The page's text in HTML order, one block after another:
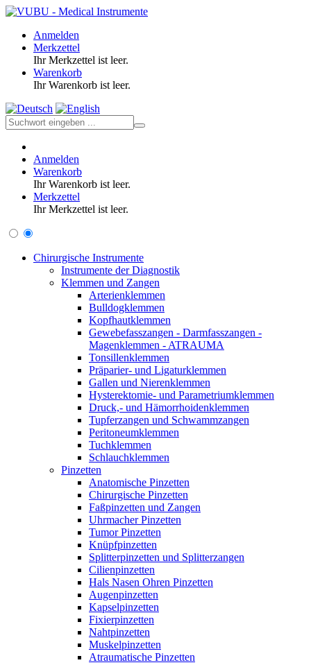
Anmelden
Merkzettel
Ihr Merkzettel ist leer.
Warenkorb
Ihr Warenkorb ist leer.
Anmelden
Warenkorb
Ihr Warenkorb ist leer.
Merkzettel
Ihr Merkzettel ist leer.
Chirurgische Instrumente
Instrumente der Diagnostik
Klemmen und Zangen
Arterienklemmen
Bulldogklemmen
Kopfhautklemmen
Gewebefasszangen - Darmfasszangen -
Magenklemmen - ATRAUMA
Tonsillenklemmen
Präparier- und Ligaturklemmen
Gallen und Nierenklemmen
Hysterektomie- und Parametriumklemmen
Druck,- und Hämorrhoidenklemmen
Tupferzangen und Schwammzangen
Peritoneumklemmen
Tuchklemmen
Schlauchklemmen
Pinzetten
Anatomische Pinzetten
Chirurgische Pinzetten
Faßpinzetten und Zangen
Uhrmacher Pinzetten
Tumor Pinzetten
Knüpfpinzetten
Splitterpinzetten und Splitterzangen
Cilienpinzetten
Hals Nasen Ohren Pinzetten
Augenpinzetten
Kapselpinzetten
Fixierpinzetten
Nahtpinzetten
Muskelpinzetten
Atraumatische Pinzetten